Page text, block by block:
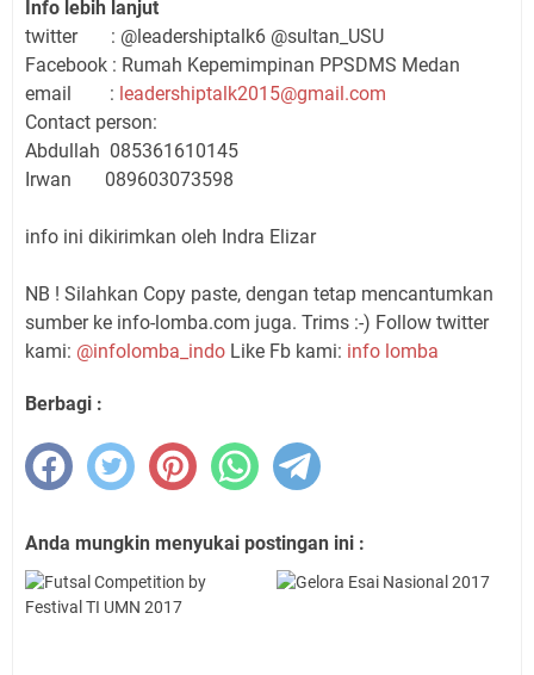
Info lebih lanjut
twitter : @leadershiptalk6 @sultan_USU
Facebook : Rumah Kepemimpinan PPSDMS Medan
email : leadershiptalk2015@gmail.com
Contact person:
Abdullah 085361610145
Irwan 089603073598
info ini dikirimkan oleh Indra Elizar
NB ! Silahkan Copy paste, dengan tetap mencantumkan
sumber ke info-lomba.com juga. Trims :-) Follow twitter
kami: @infolomba_indo Like Fb kami: info lomba
Berbagi :
Anda mungkin menyukai postingan ini :